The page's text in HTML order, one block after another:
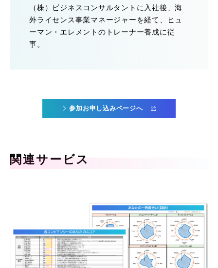
（株）ビジネスコンサルタントに入社後、海
外ライセンス事業マネージャーを経て、ヒュ
ーマン・エレメントのトレーナー養成に従
事。
参加お申し込みページへ
関連サービス